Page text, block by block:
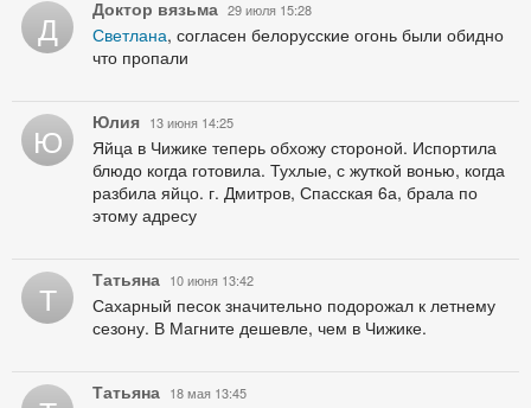
Д Доктор вязьма 29 июля 15:28
Светлана, согласен белорусские огонь были обидно
что пропали
Ю Юлия 13 июня 14:25
Яйца в Чижике теперь обхожу стороной. Испортила
блюдо когда готовила. Тухлые, с жуткой вонью, когда
разбила яйцо. г. Дмитров, Спасская 6а, брала по
этому адресу
Т Татьяна 10 июня 13:42
Сахарный песок значительно подорожал к летнему
сезону. В Магните дешевле, чем в Чижике.
Татьяна 18 мая 13:45